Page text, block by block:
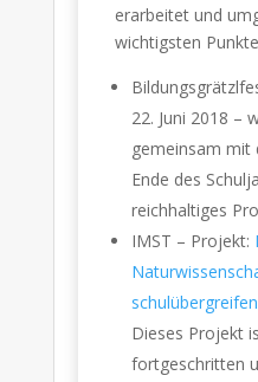
erarbeitet und
wichtigsten
22. Juni 2018 –
gemeinsam mit
Ende des
reichhaltiges
IMST – Projekt:
Dieses Projekt
fortgeschritten